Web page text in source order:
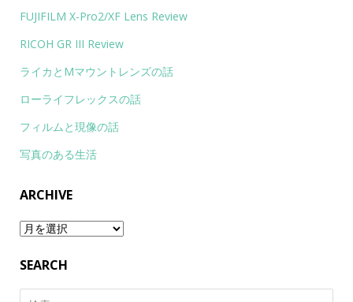
FUJIFILM X-Pro2/XF Lens Review
RICOH GR III Review
ライカとMマウントレンズの話
ローライフレックスの話
フィルムと現像の話
写真のある生活
ARCHIVE
Archive
SEARCH